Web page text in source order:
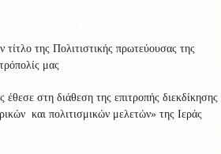
της Πολιτιστικής πρωτεύουσας της
μας
στη διάθεση της επιτροπής διεκδίκησης
και πολιτισμικών μελετών» της Ιεράς